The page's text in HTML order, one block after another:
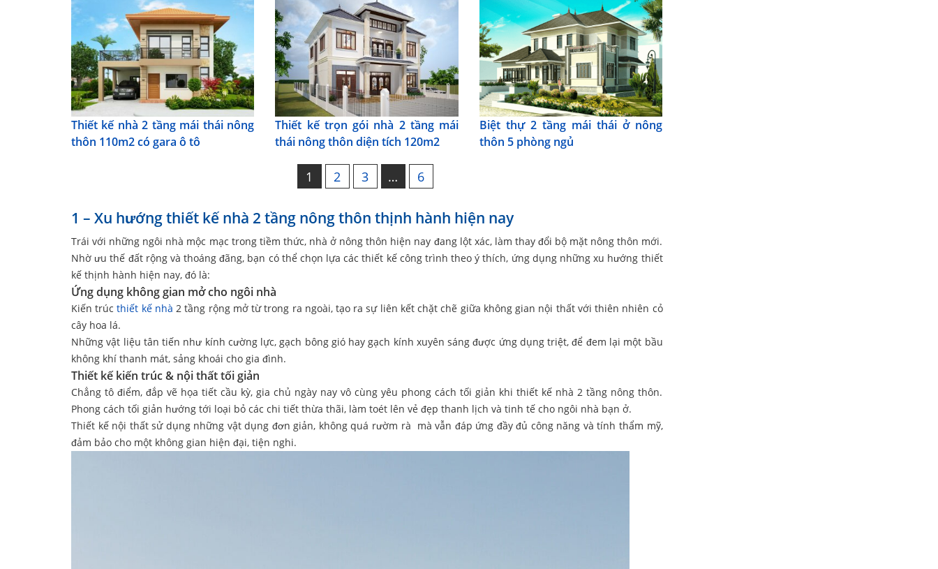
Thiết kế nhà 2 tầng mái thái nông
thôn 110m2 có gara ô tô
Thiết kế trọn gói nhà 2 tầng mái
thái nông thôn diện tích 120m2
Biệt thự 2 tầng mái thái ở nông
thôn 5 phòng ngủ
1 2 3 … 6
1 – Xu hướng thiết kế nhà 2 tầng nông thôn thịnh hành hiện nay
Trái với những ngôi nhà mộc mạc trong tiềm thức, nhà ở nông thôn hiện nay đang lột xác, làm thay đổi bộ mặt nông thôn mới.
Nhờ ưu thế đất rộng và thoáng đãng, bạn có thể chọn lựa các thiết kế công trình theo ý thích, ứng dụng những xu hướng thiết
kế thịnh hành hiện nay, đó là:
Ứng dụng không gian mở cho ngôi nhà
Kiến trúcthiết kế nhà 2 tầng rộng mở từ trong ra ngoài, tạo ra sự liên kết chặt chẽ giữa không gian nội thất với thiên nhiên cỏ
cây hoa lá.
Những vật liệu tân tiến như kính cường lực, gạch bông gió hay gạch kính xuyên sáng được ứng dụng triệt, để đem lại một bầu
không khí thanh mát, sảng khoái cho gia đình.
Thiết kế kiến trúc & nội thất tối giản
Chẳng tô điểm, đắp vẽ họa tiết cầu kỳ, gia chủ ngày nay vô cùng yêu phong cách tối giản khi thiết kế nhà 2 tầng nông thôn.
Phong cách tối giản hướng tới loại bỏ các chi tiết thừa thãi, làm toét lên vẻ đẹp thanh lịch và tinh tế cho ngôi nhà bạn ở.
Thiết kế nội thất sử dụng những vật dụng đơn giản, không quá rườm rà mà vẫn đáp ứng đầy đủ công năng và tính thẩm mỹ,
đảm bảo cho một không gian hiện đại, tiện nghi.